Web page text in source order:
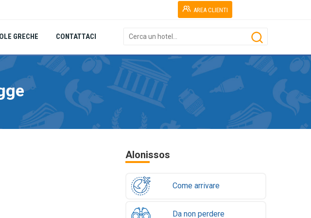
AREA CLIENTI
GRECHE CONTATTACI
Alonissos
Come arrivare
Da non perdere